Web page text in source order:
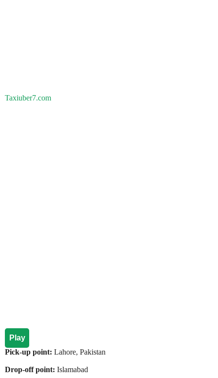
Taxiuber7.com
Play
Pick-up point: Lahore, Pakistan
Drop-off point: Islamabad